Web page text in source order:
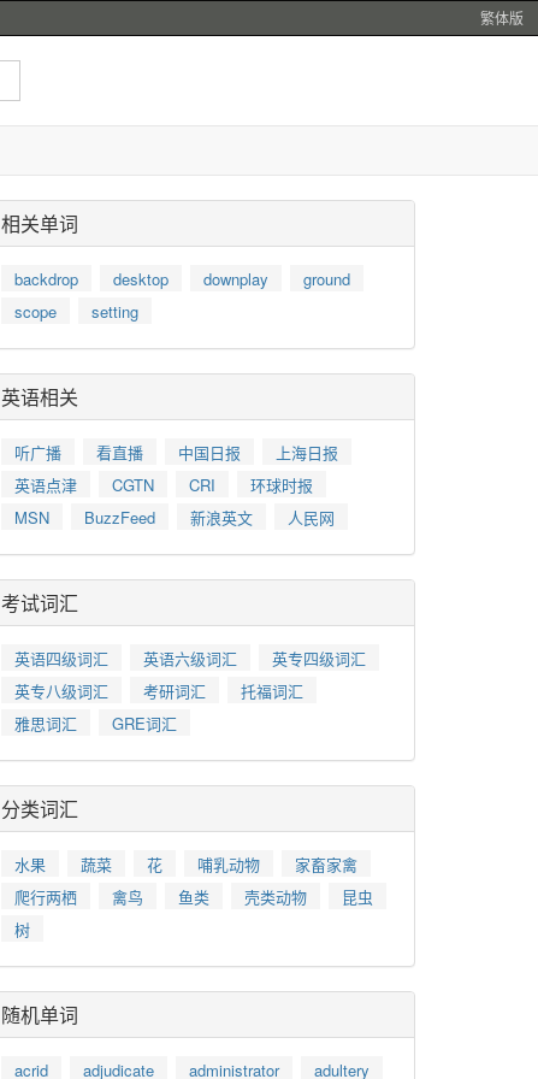
繁体版
相关单词
backdrop desktop downplay
ground
scope
setting
英语相关
听广播 看直播 中国日报
上海日报
英语点津
CGTN CRI
环球时报
MSN
BuzzFeed 新浪英文 人民网
考试词汇
英语四级词汇 英语六级词汇
英专四级词汇
英专八级词汇
考研词汇
托福词汇
雅思词汇
GRE词汇
分类词汇
水果 蔬菜 花 哺乳动物
家畜家禽
爬行两栖
禽鸟 鱼类 壳类动物
昆虫
树
随机单词
acrid adjudicate administrator adultery